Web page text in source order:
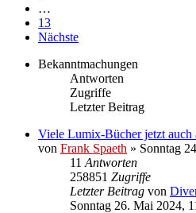
…
13
Nächste
Bekanntmachungen
Antworten
Zugriffe
Letzter Beitrag
Viele Lumix-Bücher jetzt auch
von Frank Spaeth » Sonntag
11 Antworten
258851 Zugriffe
Letzter Beitrag von
Sonntag 26. Mai 2024,